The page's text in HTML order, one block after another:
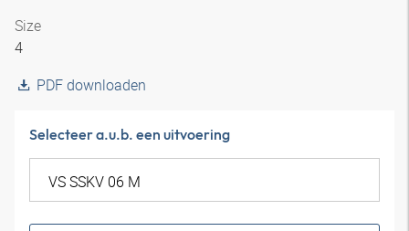
Size
4
PDF downloaden
Selecteer a.u.b. een uitvoering